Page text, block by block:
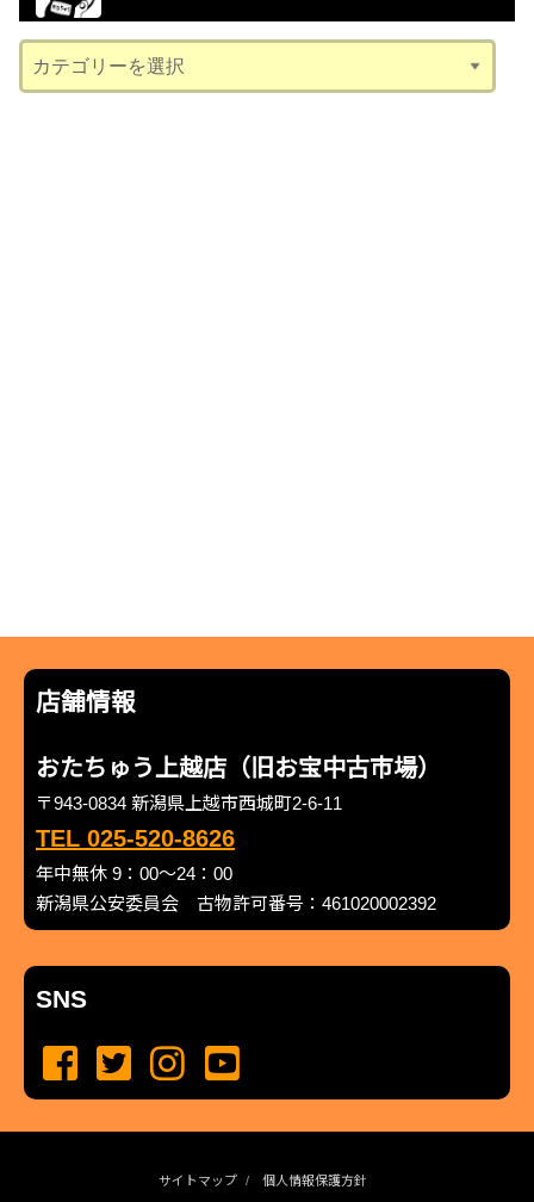
ブ
テ
店舗情報
おたちゅう上越店（旧お宝中古市場）
〒943-0834 新潟県上越市西城町2-6-11
TEL 025-520-8626
年中無休 9：00～24：00
新潟県公安委員会 古物許可番号：461020002392
SNS
サイトマップ 個人情報保護方針